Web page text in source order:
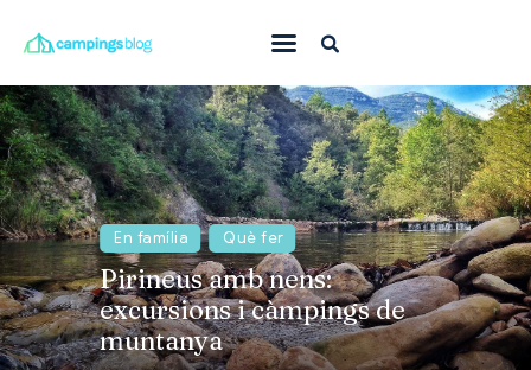
Amb mascota
En família
On anar
Què fer
Inspiració
Ofertes
En família Què fer
Pirineus amb nens:
excursions i càmpings de
muntanya